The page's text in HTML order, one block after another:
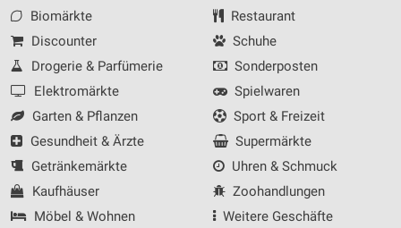
Biomärkte
Discounter
Drogerie & Parfümerie
Elektromärkte
Garten & Pflanzen
Gesundheit & Ärzte
Getränkemärkte
Kaufhäuser
Möbel & Wohnen
Restaurant
Schuhe
Sonderposten
Spielwaren
Sport & Freizeit
Supermärkte
Uhren & Schmuck
Zoohandlungen
Weitere Geschäfte